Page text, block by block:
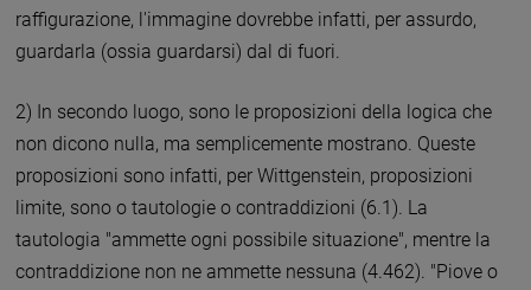
raffigurazione, l'immagine dovrebbe infatti, per assurdo,
guardarla (ossia guardarsi) dal di fuori.
2) In secondo luogo, sono le proposizioni della logica che
non dicono nulla, ma semplicemente mostrano. Queste
proposizioni sono infatti, per Wittgenstein, proposizioni
limite, sono o tautologie o contraddizioni (6.1). La
tautologia "ammette ogni possibile situazione", mentre la
contraddizione non ne ammette nessuna (4.462). "Piove o